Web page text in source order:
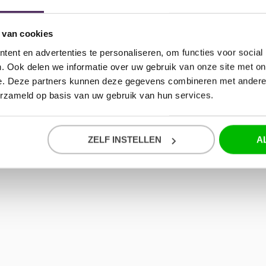
cookies
en advertenties te personaliseren, om functies voor
Ook delen we informatie over uw gebruik van onze site met
Deze partners kunnen deze gegevens combineren met
op basis van uw gebruik van hun services.
ZELF INSTELLEN